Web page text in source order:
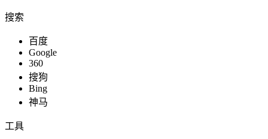
搜索
百度
Google
360
搜狗
Bing
神马
工具